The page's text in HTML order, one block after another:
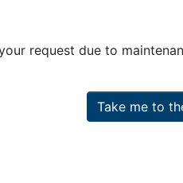
request due to
Take me to